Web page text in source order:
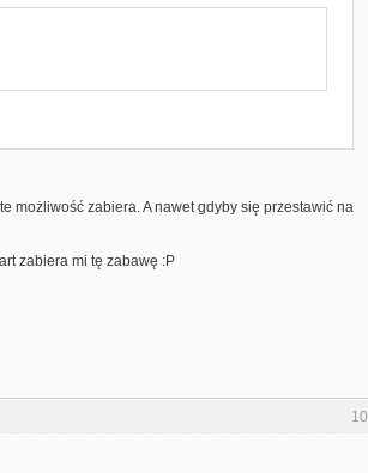
możliwość zabiera. A nawet gdyby się przestawić na
zabiera mi tę zabawę :P
10